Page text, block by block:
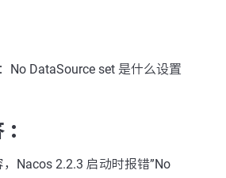
No DataSource set 是什么设置
Nacos 2.2.3 启动时报错”No